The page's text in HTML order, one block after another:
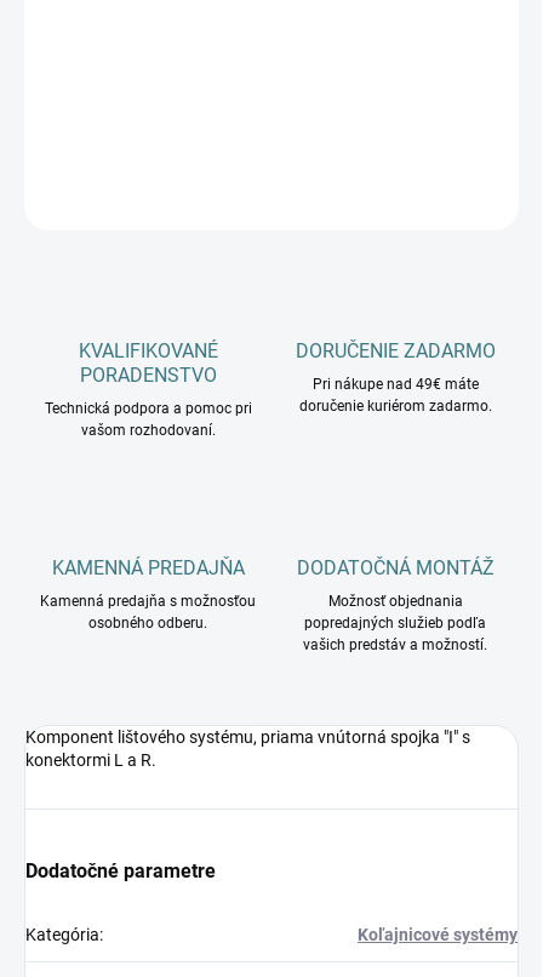
KVALIFIKOVANÉ
PORADENSTVO
Technická podpora a pomoc pri
vašom rozhodovaní.
DORUČENIE ZADARMO
Pri nákupe nad 49€ máte
doručenie kuriérom zadarmo.
KAMENNÁ PREDAJŇA
Kamenná predajňa s možnosťou
osobného odberu.
DODATOČNÁ MONTÁŽ
Možnosť objednania
popredajných služieb podľa
vašich predstáv a možností.
Komponent lištového systému, priama vnútorná spojka "I" s
konektormi L a R.
Dodatočné parametre
Kategória: Koľajnicové systémy